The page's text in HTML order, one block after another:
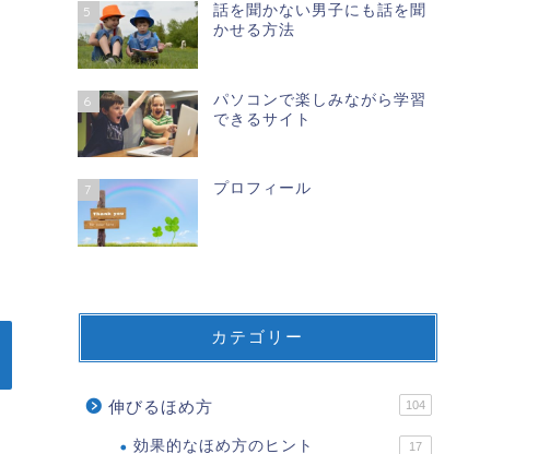
5
話を聞かない男子にも話を聞
かせる方法
6
パソコンで楽しみながら学習
できるサイト
7 プロフィール
カテゴリー
伸びるほめ方 104
効果的なほめ方のヒント 17